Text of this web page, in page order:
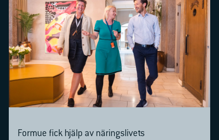
Formue fick hjälp av näringslivets